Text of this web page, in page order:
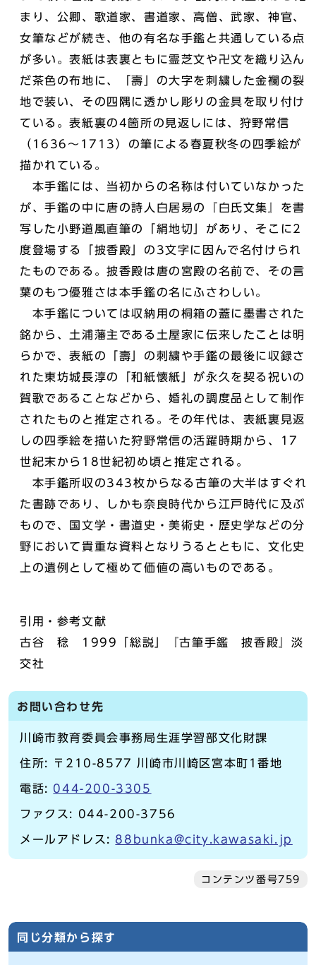
まり、公卿、歌道家、書道家、高僧、武家、神官、
女筆などが続き、他の有名な手鑑と共通している点
が多い。表紙は表裏ともに霊芝文や卍文を織り込ん
だ茶色の布地に、「壽」の大字を刺繍した金襴の裂
地で装い、その四隅に透かし彫りの金具を取り付け
ている。表紙裏の4箇所の見返しには、狩野常信
（1636～1713）の筆による春夏秋冬の四季絵が
描かれている。
本手鑑には、当初からの名称は付いていなかった
が、手鑑の中に唐の詩人白居易の『白氏文集』を書
写した小野道風直筆の「絹地切」があり、そこに2
度登場する「披香殿」の3文字に因んで名付けられ
たものである。披香殿は唐の宮殿の名前で、その言
葉のもつ優雅さは本手鑑の名にふさわしい。
本手鑑については収納用の桐箱の蓋に墨書された
銘から、土浦藩主である土屋家に伝来したことは明
らかで、表紙の「壽」の刺繍や手鑑の最後に収録さ
れた東坊城長淳の「和紙懐紙」が永久を契る祝いの
賀歌であることなどから、婚礼の調度品として制作
されたものと推定される。その年代は、表紙裏見返
しの四季絵を描いた狩野常信の活躍時期から、17
世紀末から18世紀初め頃と推定される。
本手鑑所収の343枚からなる古筆の大半はすぐれ
た書跡であり、しかも奈良時代から江戸時代に及ぶ
もので、国文学・書道史・美術史・歴史学などの分
野において貴重な資料となりうるとともに、文化史
上の遺例として極めて価値の高いものである。
引用・参考文献
古谷 稔 1999「総説」『古筆手鑑 披香殿』淡
交社
お問い合わせ先
川崎市教育委員会事務局生涯学習部文化財課
住所: 〒210-8577 川崎市川崎区宮本町1番地
電話: 044-200-3305
ファクス: 044-200-3756
メールアドレス:88bunka@city.kawasaki.jp
コンテンツ番号759
同じ分類から探す